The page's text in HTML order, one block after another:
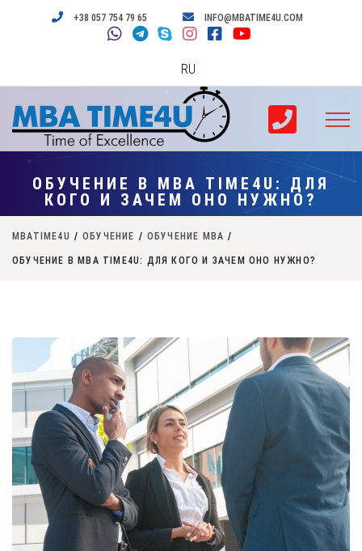
+38 057 754 79 65 INFO@MBATIME4U.COM
RU
ОБУЧЕНИЕ В МВА TIME4U: ДЛЯ
КОГО И ЗАЧЕМ ОНО НУЖНО?
MBATIME4U / ОБУЧЕНИЕ / ОБУЧЕНИЕ MBA /
ОБУЧЕНИЕ В МВА TIME4U: ДЛЯ КОГО И ЗАЧЕМ ОНО НУЖНО?